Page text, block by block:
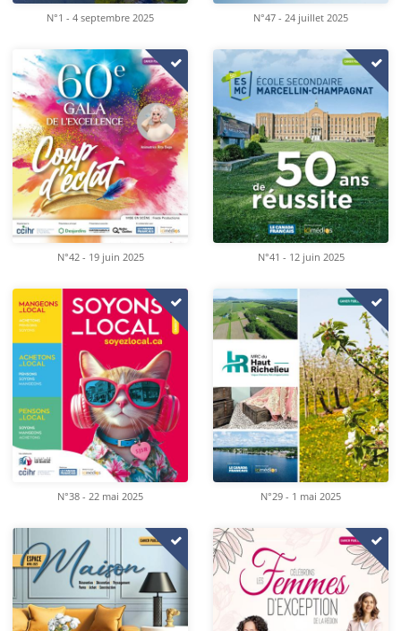
N°1 - 4 septembre 2025 N°47 - 24 juillet 2025
N°42 - 19 juin 2025 N°41 - 12 juin 2025
N°38 - 22 mai 2025 N°29 - 1 mai 2025